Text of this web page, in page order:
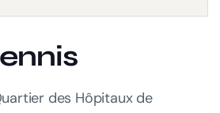
des Hôpitaux de